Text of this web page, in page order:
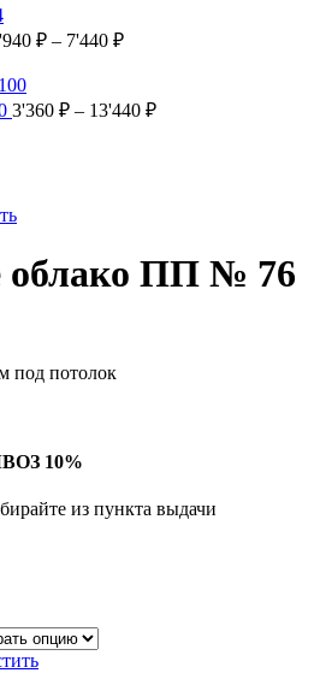
₽ – 7'440 ₽
3'360 ₽ – 13'440 ₽
облако ПП № 76
под потолок
10%
из пункта выдачи